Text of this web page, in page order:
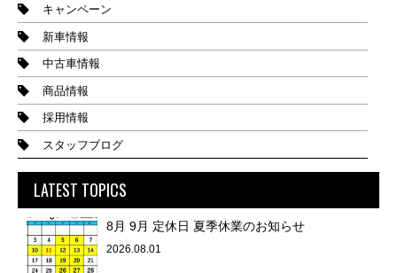
キャンペーン
新車情報
中古車情報
商品情報
採用情報
スタッフブログ
LATEST TOPICS
8月 9月 定休日 夏季休業のお知らせ
2026.08.01